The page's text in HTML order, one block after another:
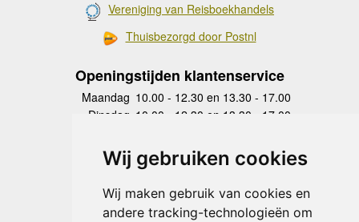
Wij gebruiken cookies
Wij maken gebruik van cookies en
andere tracking-technologieën om
Vereniging van Reisboekhandels
Thuisbezorgd door Postnl
Openingstijden klantenservice
Maandag 10.00 - 12.30 en 13.30 - 17.00
Dinsdag 10.00 - 12.30 en 13.30 - 17.00
Donderdag
10.00 - 12.30 en 13.30 - 17.00
Vrijdag 10.00 - 12.30 en 13.30 - 17.00
Zaterdag
gesloten
Zondag gesloten